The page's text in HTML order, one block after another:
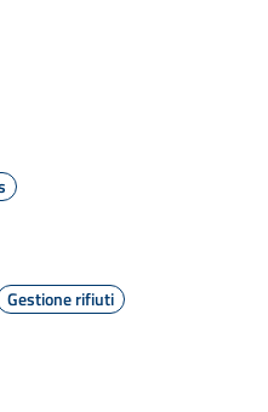
Gestione rifiuti